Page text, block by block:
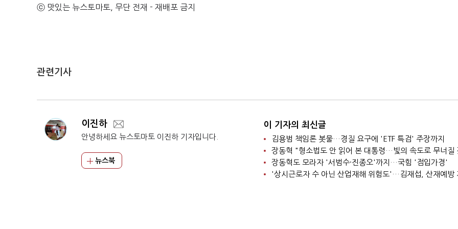
ⓒ 맛있는 뉴스토마토, 무단 전재 - 재배포 금지
관련기사
이진하
안녕하세요 뉴스토마토 이진하 기자입니다.
뉴스북
이 기자의 최신글
김용범 책임론 봇물…경질 요구에 'ETF 특검' 주장까지
장동혁 "형소법도 안 읽어 본 대통령…빛의 속도로 무너질
장동혁도 모라자 '서범수·진종오'까지…국힘 '점입가경'